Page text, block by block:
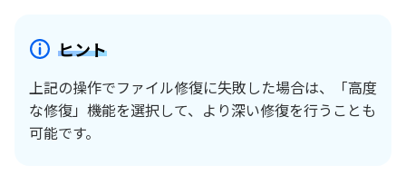
ヒント
上記の操作でファイル修復に失敗した場合は、「高度
な修復」機能を選択して、より深い修復を行うことも
可能です。